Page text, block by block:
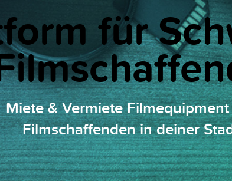
für
Miete & Vermiete
Filmschaffenden in deiner